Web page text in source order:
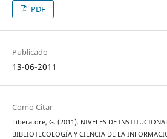
PDF
Publicado
13-06-2011
Como Citar
Liberatore, G. (2011). NIVELES DE
BIBLIOTECOLOGÍA Y CIENCIA DE LA